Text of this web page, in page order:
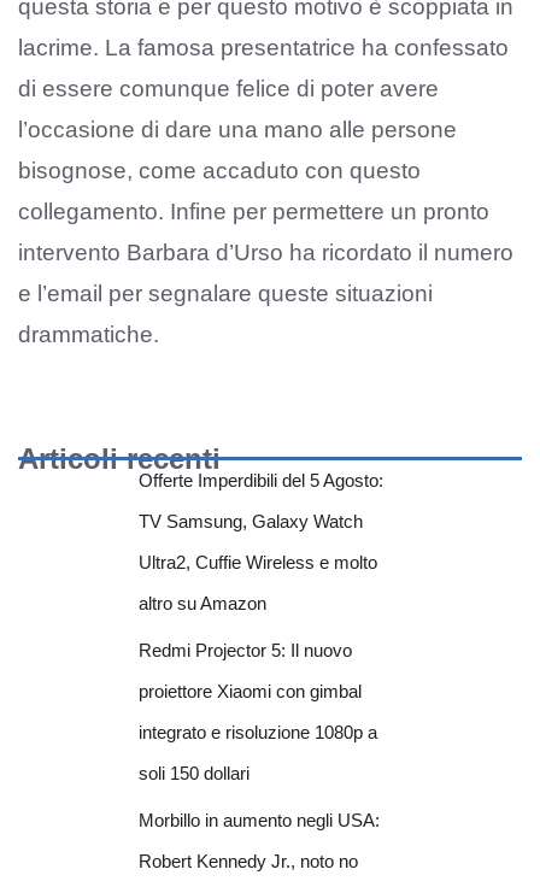
questa storia e per questo motivo è scoppiata in
lacrime. La famosa presentatrice ha confessato
di essere comunque felice di poter avere
l’occasione di dare una mano alle persone
bisognose, come accaduto con questo
collegamento. Infine per permettere un pronto
intervento Barbara d’Urso ha ricordato il numero
e l’email per segnalare queste situazioni
drammatiche.
Articoli recenti
Offerte Imperdibili del 5 Agosto:
TV Samsung, Galaxy Watch
Ultra2, Cuffie Wireless e molto
altro su Amazon
Redmi Projector 5: Il nuovo
proiettore Xiaomi con gimbal
integrato e risoluzione 1080p a
soli 150 dollari
Morbillo in aumento negli USA:
Robert Kennedy Jr., noto no